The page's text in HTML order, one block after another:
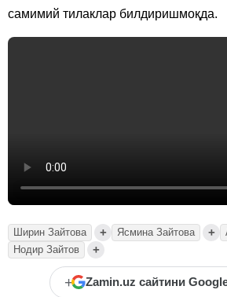
самимий тилаклар билдиришмоқда.
Ширин Зайтова + Ясмина Зайтова +
Нодир Зайтов +
+ Zamin.uz сайтини